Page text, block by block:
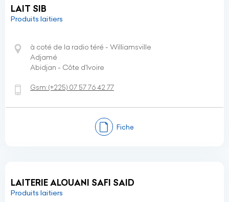
LAIT SIB
Produits laitiers
à coté de la radio téré - Williamsville
Adjamé
Abidjan - Côte d’Ivoire
Gsm:(+225) 07 57 76 42 77
Fiche
LAITERIE ALOUANI SAFI SAID
Produits laitiers